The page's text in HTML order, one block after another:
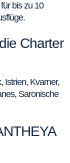
bis zu 10
Charter
Istrien, Kvarner,
Saronische